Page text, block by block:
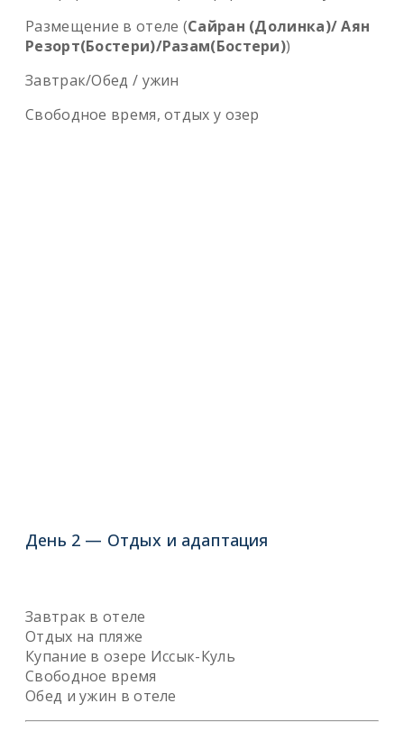
Размещение в отеле (Сайран (Долинка)/ Аян
Резорт(Бостери)/Разам(Бостери))
Завтрак/Обед / ужин
Свободное время, отдых у озер
День 2 — Отдых и адаптация
Завтрак в отеле
Отдых на пляже
Купание в озере Иссык-Куль
Свободное время
Обед и ужин в отеле